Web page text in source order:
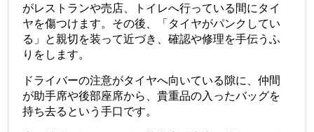
がレストランや売店、トイレへ行っている間にタイ
ヤを傷つけます。その後、「タイヤがパンクしてい
る」と親切を装って近づき、確認や修理を手伝うふ
りをします。
ドライバーの注意がタイヤへ向いている隙に、仲間
が助手席や後部座席から、貴重品の入ったバッグを
持ち去るという手口です。